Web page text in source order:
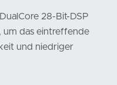
28-Bit-DSP
um das eintreffende
und niedriger